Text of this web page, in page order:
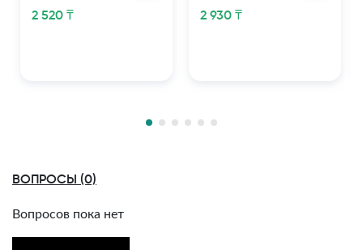
2 520 ₸ 2 930 ₸
ВОПРОСЫ (0)
Вопросов пока нет